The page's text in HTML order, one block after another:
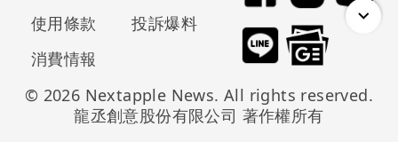
使用條款
投訴爆料
消費情報
© 2026 Nextapple News. All rights reserved.
龍丞創意股份有限公司 著作權所有